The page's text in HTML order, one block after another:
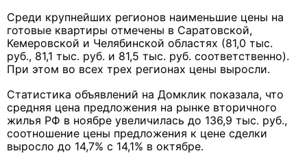
Среди крупнейших регионов наименьшие цены на
готовые квартиры отмечены в Саратовской,
Кемеровской и Челябинской областях (81,0 тыс.
руб., 81,1 тыс. руб. и 81,5 тыс. руб. соответственно).
При этом во всех трех регионах цены выросли.
Статистика объявлений на Домклик показала, что
средняя цена предложения на рынке вторичного
жилья РФ в ноябре увеличилась до 136,9 тыс. руб.,
соотношение цены предложения к цене сделки
выросло до 14,7% с 14,1% в октябре.